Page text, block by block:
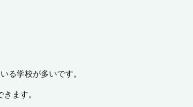
る学校が多いです。
ます。